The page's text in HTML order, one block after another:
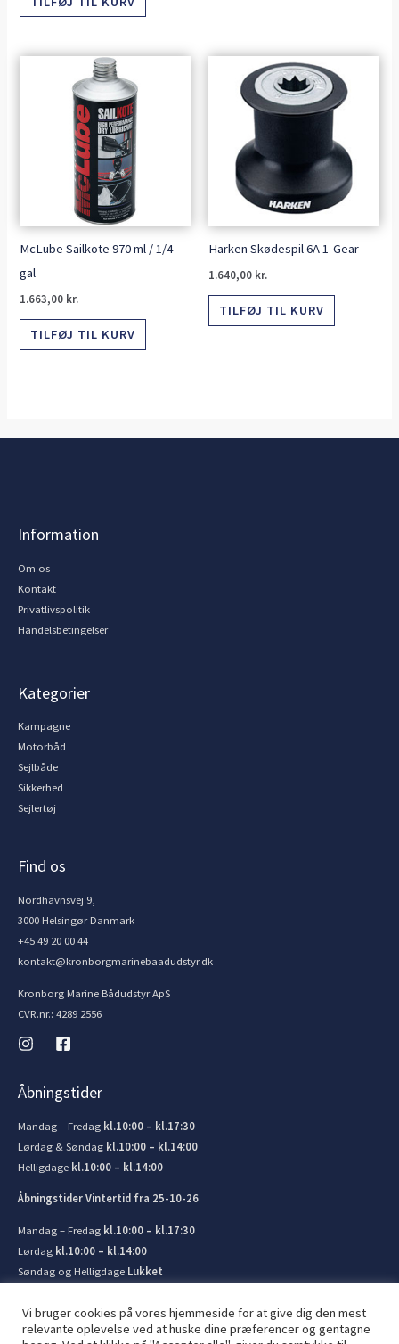
McLube Sailkote 970 ml / 1/4
gal
1.663,00 kr.
TILFØJ TIL KURV
Harken Skødespil 6A 1-Gear
1.640,00 kr.
TILFØJ TIL KURV
Information
Om os
Kontakt
Privatlivspolitik
Handelsbetingelser
Kategorier
Kampagne
Motorbåd
Sejlbåde
Sikkerhed
Sejlertøj
Find os
Nordhavnsvej 9,
3000 Helsingør Danmark
+45 49 20 00 44
kontakt@kronborgmarinebaadudstyr.dk
Kronborg Marine Bådudstyr ApS
CVR.nr.: 4289 2556
Åbningstider
Mandag – Fredag kl.10:00 – kl.17:30
Lørdag & Søndag kl.10:00 – kl.14:00
Helligdage kl.10:00 – kl.14:00
Åbningstider Vintertid fra 25-10-26
Mandag – Fredag kl.10:00 – kl.17:30
Lørdag kl.10:00 – kl.14:00
Søndag og Helligdage Lukket
Vi bruger cookies på vores hjemmeside for at give dig den mest
relevante oplevelse ved at huske dine præferencer og gentagne